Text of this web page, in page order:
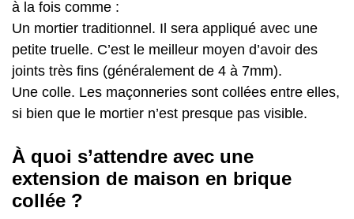
à la fois comme :
Un mortier traditionnel. Il sera appliqué avec une
petite truelle. C’est le meilleur moyen d’avoir des
joints très fins (généralement de 4 à 7mm).
Une colle. Les maçonneries sont collées entre elles,
si bien que le mortier n’est presque pas visible.
À quoi s’attendre avec une
extension de maison en brique
collée ?